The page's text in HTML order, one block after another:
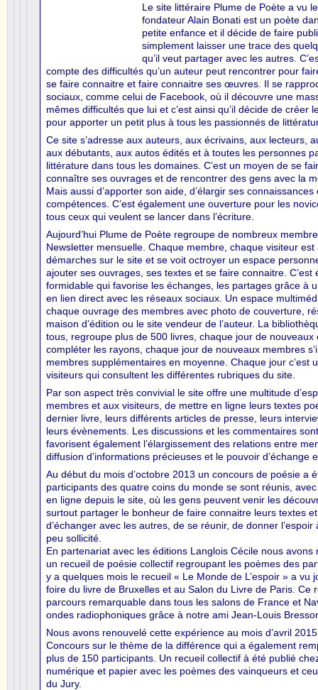
Le site littéraire Plume de Poète a vu
fondateur Alain Bonati est un poète
petite enfance et il décide de faire
simplement laisser une trace des
qu’il veut partager avec les autres.
compte des difficultés qu’un auteur peut rencontrer pour
se faire connaitre et faire connaitre ses œuvres. Il se
sociaux, comme celui de Facebook, où il découvre une
mêmes difficultés que lui et c’est ainsi qu’il décide de créer
pour apporter un petit plus à tous les passionnés de
Ce site s’adresse aux auteurs, aux écrivains, aux lecteurs,
aux débutants, aux autos édités et à toutes les personnes
littérature dans tous les domaines. C’est un moyen de se
connaître ses ouvrages et de rencontrer des gens avec la
Mais aussi d’apporter son aide, d’élargir ses
compétences. C’est également une ouverture pour les
tous ceux qui veulent se lancer dans l’écriture.
Aujourd’hui Plume de Poète regroupe de nombreux
Newsletter mensuelle. Chaque membre, chaque visiteur
démarches sur le site et se voit octroyer un espace
ajouter ses ouvrages, ses textes et se faire connaitre. C’est
formidable qui favorise les échanges, les partages grâce à
en lien direct avec les réseaux sociaux. Un espace
chaque ouvrage des membres avec photo de couverture,
maison d’édition ou le site vendeur de l’auteur. La
tous, regroupe plus de 500 livres, chaque jour de nouveaux
compléter les rayons, chaque jour de nouveaux membres
membres supplémentaires en moyenne. Chaque jour c’est
visiteurs qui consultent les différentes rubriques du site.
Par son aspect très convivial le site offre une multitude
membres et aux visiteurs, de mettre en ligne leurs textes
dernier livre, leurs différents articles de presse, leurs
leurs évènements. Les discussions et les commentaires
favorisent également l’élargissement des relations entre
diffusion d’informations précieuses et le pouvoir d’échange
Au début du mois d’octobre 2013 un concours de poésie a
participants des quatre coins du monde se sont réunis,
en ligne depuis le site, où les gens peuvent venir les
surtout partager le bonheur de faire connaitre leurs textes
d’échanger avec les autres, de se réunir, de donner
peu sollicité.
En partenariat avec les éditions Langlois Cécile nous
un recueil de poésie collectif regroupant les poèmes des
y a quelques mois le recueil « Le Monde de L’espoir » a vu
foire du livre de Bruxelles et au Salon du Livre de Paris. Ce
parcours remarquable dans tous les salons de France et
ondes radiophoniques grâce à notre ami Jean-Louis
Nous avons renouvelé cette expérience au mois d’avril
Concours sur le thème de la différence qui a également
plus de 150 participants. Un recueil collectif à été publié
numérique et papier avec les poèmes des vainqueurs et
du Jury.